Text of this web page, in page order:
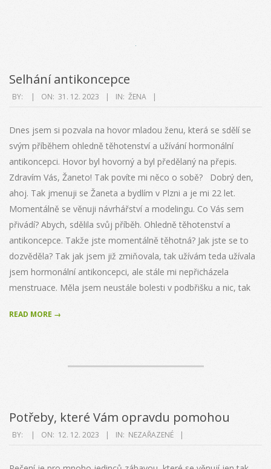
Selhání antikoncepce
2023-
31
BY: ON: 31. 12. 2023 IN: ŽENA
Dnes jsem si pozvala na hovor mladou ženu, která se sdělí se
svým příběhem ohledně těhotenství a užívání hormonální
antikoncepci. Hovor byl hovorný a byl předělaný na přepis.
Zdravím Vás, Žaneto! Tak povíte mi něco o sobě? Dobrý den,
ahoj. Tak jmenuji se Žaneta a bydlím v Plzni a je mi 22 let.
Momentálně se věnuji návrhářství a modelingu. Co Vás sem
přivádí? Abych, sdělila svůj příběh. Ohledně těhotenství a
antikoncepce. Takže jste momentálně těhotná? Jak jste se to
dozvěděla? Tak jak jsem již zmiňovala, tak užívám teda užívala
jsem hormonální antikoncepci, ale stále mi nepřicházela
menstruace. Měla jsem neustále bolesti v podbřišku a nic, tak
READ MORE →
Potřeby, které Vám opravdu pomohou
2023-
12
BY: ON: 12. 12. 2023 IN: NEZAŘAZENÉ